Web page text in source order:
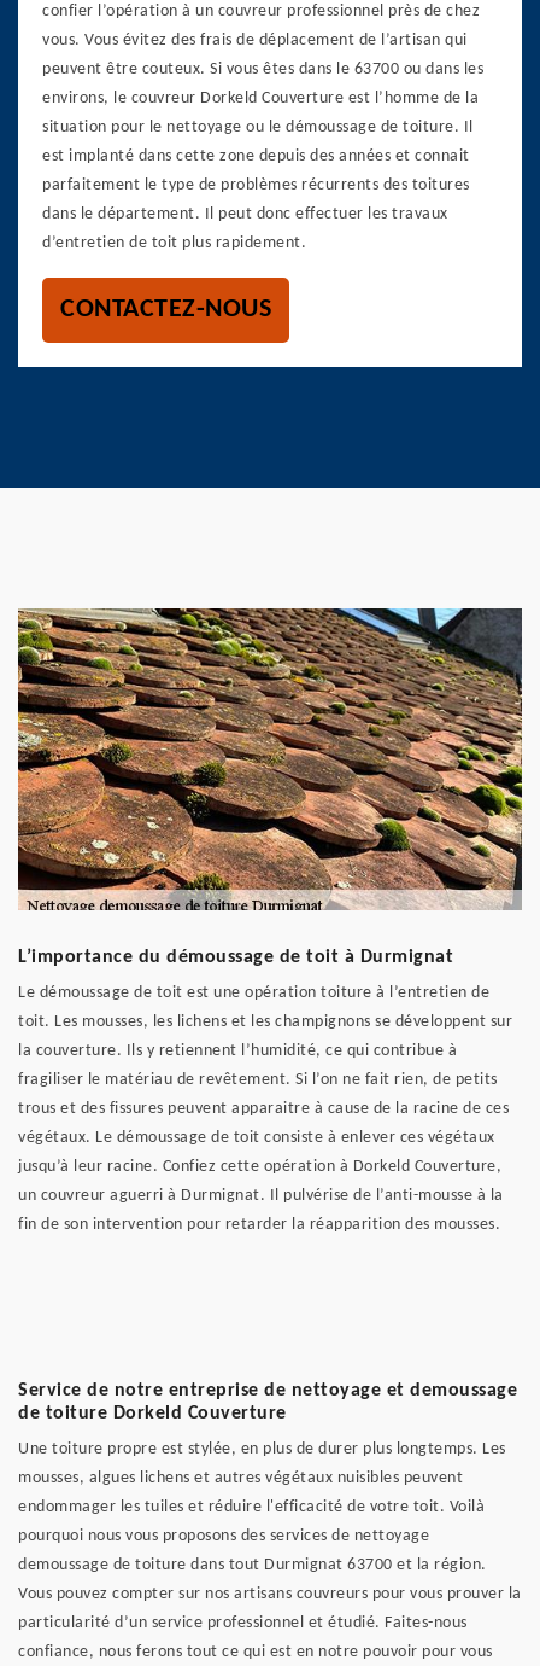
confier l’opération à un couvreur professionnel près de chez
vous. Vous évitez des frais de déplacement de l’artisan qui
peuvent être couteux. Si vous êtes dans le 63700 ou dans les
environs, le couvreur Dorkeld Couverture est l’homme de la
situation pour le nettoyage ou le démoussage de toiture. Il
est implanté dans cette zone depuis des années et connait
parfaitement le type de problèmes récurrents des toitures
dans le département. Il peut donc effectuer les travaux
d’entretien de toit plus rapidement.
CONTACTEZ-NOUS
L’importance du démoussage de toit à Durmignat
Le démoussage de toit est une opération toiture à l’entretien de
toit. Les mousses, les lichens et les champignons se développent sur
la couverture. Ils y retiennent l’humidité, ce qui contribue à
fragiliser le matériau de revêtement. Si l’on ne fait rien, de petits
trous et des fissures peuvent apparaitre à cause de la racine de ces
végétaux. Le démoussage de toit consiste à enlever ces végétaux
jusqu’à leur racine. Confiez cette opération à Dorkeld Couverture,
un couvreur aguerri à Durmignat. Il pulvérise de l’anti-mousse à la
fin de son intervention pour retarder la réapparition des mousses.
Service de notre entreprise de nettoyage et demoussage
de toiture Dorkeld Couverture
Une toiture propre est stylée, en plus de durer plus longtemps. Les
mousses, algues lichens et autres végétaux nuisibles peuvent
endommager les tuiles et réduire l'efficacité de votre toit. Voilà
pourquoi nous vous proposons des services de nettoyage
demoussage de toiture dans tout Durmignat 63700 et la région.
Vous pouvez compter sur nos artisans couvreurs pour vous prouver la
particularité d’un service professionnel et étudié. Faites-nous
confiance, nous ferons tout ce qui est en notre pouvoir pour vous